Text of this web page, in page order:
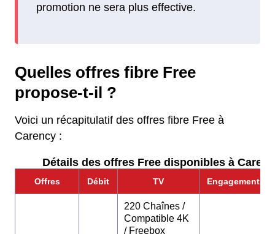
promotion ne sera plus effective.
Quelles offres fibre Free
propose-t-il ?
Voici un récapitulatif des offres fibre Free à
Carency :
Détails des offres Free disponibles à
Offres Débit TV Engagement
220 Chaînes /
Compatible 4K
/ Freebox